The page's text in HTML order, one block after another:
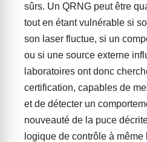
sûrs. Un QRNG peut être
tout en étant vulnérable si
son laser fluctue, si un
ou si une source externe
laboratoires ont donc
certification, capables de
et de détecter un
nouveauté de la puce
logique de contrôle à